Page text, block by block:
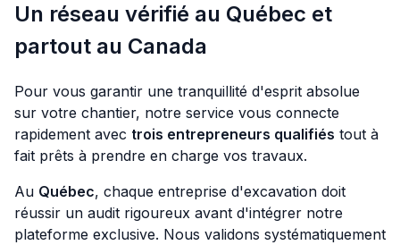
Un réseau vérifié au Québec et
partout au Canada
Pour vous garantir une tranquillité d'esprit absolue
sur votre chantier, notre service vous connecte
rapidement avec trois entrepreneurs qualifiés tout à
fait prêts à prendre en charge vos travaux.
Au Québec, chaque entreprise d'excavation doit
réussir un audit rigoureux avant d'intégrer notre
plateforme exclusive. Nous validons systématiquement